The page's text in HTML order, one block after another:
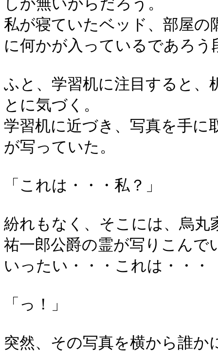
しか無いからだろう。
私が寝ていたベッド、部屋
に何かが入っているであろ
ふと、学習机に注目すると、
とに気づく。
学習机に近づき、写真を手
が写っていた。
「これは・・・私？」
紛れもなく、そこには、烏丸
祐一郎公爵の霊が写りこんで
いったい・・・これは・・・
「っ！」
突然、その写真を横から誰か